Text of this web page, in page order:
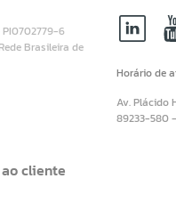
6
Brasileira de
cliente
Horário de
Av. Plácido
89233-580